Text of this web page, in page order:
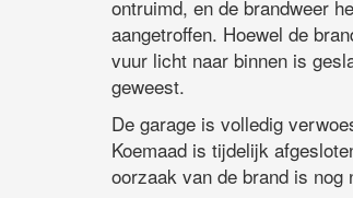
ontruimd, en de brandweer
aangetroffen. Hoewel de
vuur licht naar binnen is
geweest.
De garage is volledig
Koemaad is tijdelijk
oorzaak van de brand is nog